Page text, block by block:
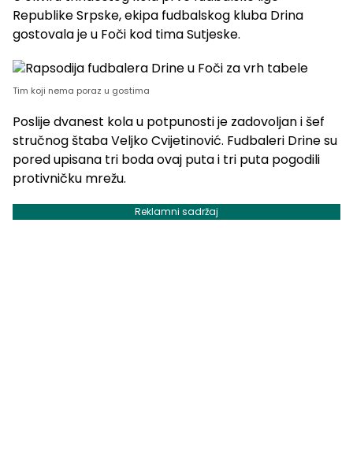
Republike Srpske, ekipa fudbalskog kluba Drina
gostovala je u Foči kod tima Sutjeske.
Tim koji nema poraz u gostima
Poslije dvanest kola u potpunosti je zadovoljan i šef
stručnog štaba Veljko Cvijetinović. Fudbaleri Drine su
pored upisana tri boda ovaj puta i tri puta pogodili
protivničku mrežu.
Reklamni sadržaj